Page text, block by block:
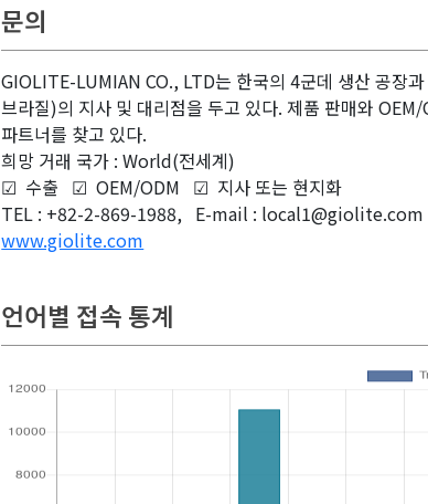
문의
GIOLITE-LUMIAN CO., LTD는 한국의 4군데 생산 공장
브라질)의 지사 및 대리점을 두고 있다. 제품 판매와
파트너를 찾고 있다.
희망 거래 국가 : World(전세계)
☑ 수출 ☑ OEM/ODM ☑ 지사 또는 현지화
TEL : +82-2-869-1988, E-mail : local1@giolite.com
www.giolite.com
언어별 접속 통계